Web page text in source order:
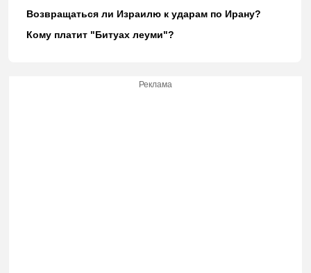
Возвращаться ли Израилю к ударам по Ирану?
Кому платит "Битуах леуми"?
Реклама